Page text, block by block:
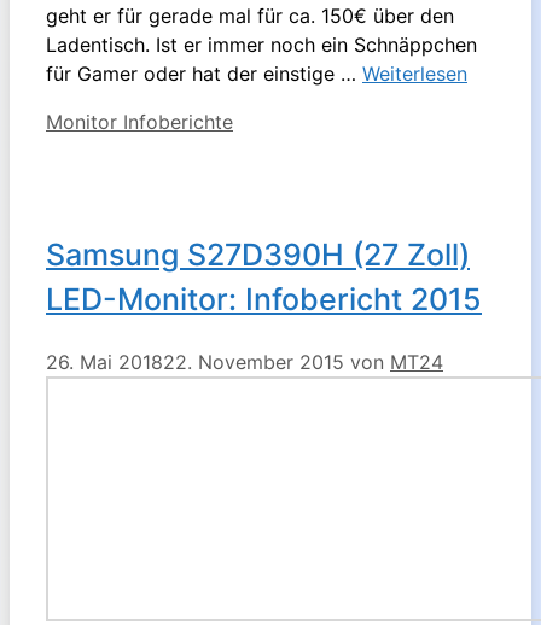
geht er für gerade mal für ca. 150€ über den
Ladentisch. Ist er immer noch ein Schnäppchen
für Gamer oder hat der einstige … Weiterlesen
Kategorien
Monitor Infoberichte
Samsung S27D390H (27 Zoll)
LED-Monitor: Infobericht 2015
26. Mai 201822. November 2015 von MT24